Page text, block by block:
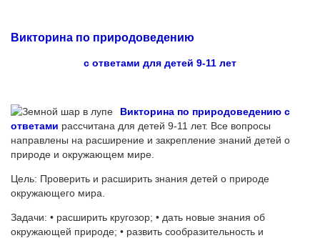
Викторина по природоведению
с ответами для детей 9-11 лет
Викторина по природоведению с
ответами рассчитана для детей 9-11 лет. Все вопросы
направлены на расширение и закрепление знаний детей о
природе и окружающем мире.
Цель: Проверить и расширить знания детей о природе
окружающего мира.
Задачи: • расширить кругозор; • дать новые знания об
окружающей природе; • развить сообразительность и